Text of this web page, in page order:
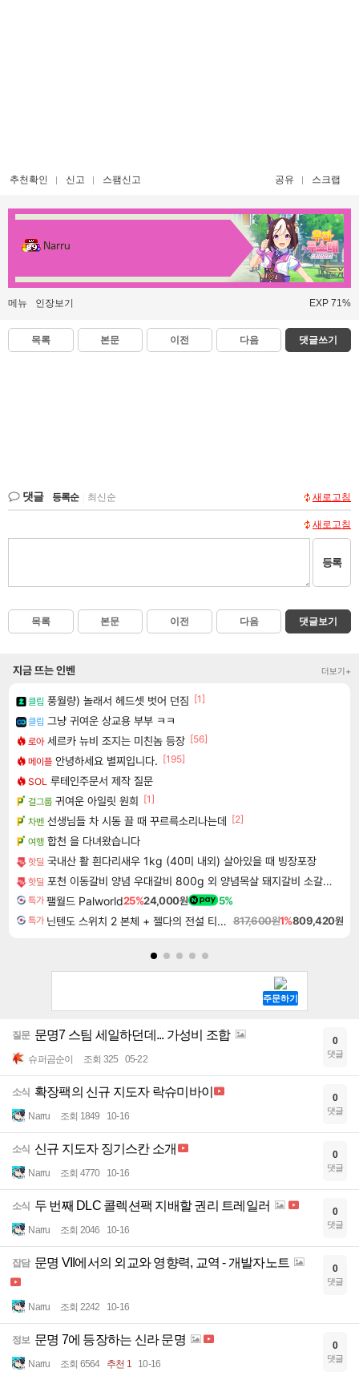
추천확인 신고 스팸신고 공유 스크랩
Narru
메뉴 인장보기 EXP 71%
목록 본문 이전 다음 댓글쓰기
댓글 등록순 최신순 새로고침
새로고침
등록
목록 본문 이전 다음 댓글보기
지금 뜨는 인벤 더보기+
클립 풍월량) 놀래서 헤드셋 벗어 던짐 [1]
클립 그냥 귀여운 상교용 부부 ㅋㅋ
로아 세르카 뉴비 조지는 미친놈 등장 [56]
메이플 안녕하세요 별찌입니다. [195]
SOL 루테인주문서 제작 질문
걸그룹 귀여운 아일릿 원희 [1]
차벤 선생님들 차 시동 끌 때 꾸르륵소리나는데 [2]
여행 합천 을 다녀왔습니다
핫딜 국내산 활 흰다리새우 1kg (40미 내외) 살아있을 때 빙장포장
핫딜 포천 이동갈비 양념 우대갈비 800g 외 양념목살 돼지갈비 소갈비 모음전
특가 팰월드 Palworld25%24,000원 5%
특가 닌텐도 스위치 2 본체 + 젤다의 전설 티어스 오브 더 킹덤 닌텐도 스위치 2 에디션 + 젤다의 전설 브레스 오브 더 와일드 닌텐도 스위치 2 에디션 번들 817,600원1%809,420원
질문 문명7 스팀 세일하던데... 가성비 조합
슈퍼곰순이 조회 325 05-22
0
댓글
소식 확장팩의 신규 지도자 락슈미바이
Narru 조회 1849 10-16
0
댓글
소식 신규 지도자 징기스칸 소개
Narru 조회 4770 10-16
0
댓글
소식 두 번째 DLC 콜렉션팩 지배할 권리 트레일러
Narru 조회 2046 10-16
0
댓글
잡담 문명 VII에서의 외교와 영향력, 교역 - 개발자노트
Narru 조회 2242 10-16
0
댓글
정보 문명 7에 등장하는 신라 문명
Narru 조회 6564 추천 1 10-16
0
댓글